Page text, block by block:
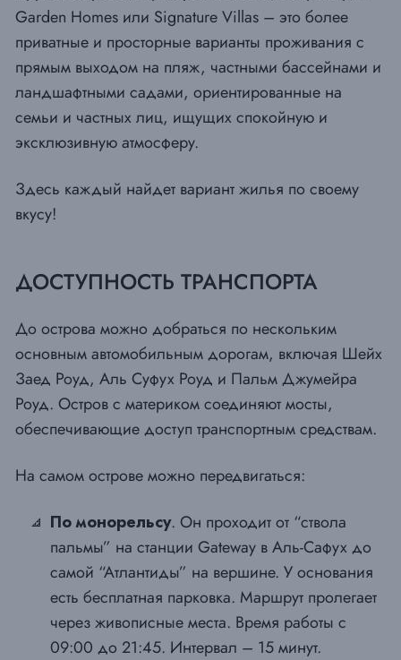
Garden Homes или Signature Villas – это более
приватные и просторные варианты проживания с
прямым выходом на пляж, частными бассейнами и
ландшафтными садами, ориентированные на
семьи и частных лиц, ищущих спокойную и
эксклюзивную атмосферу.
Здесь каждый найдет вариант жилья по своему
вкусу!
ДОСТУПНОСТЬ ТРАНСПОРТА
До острова можно добраться по нескольким
основным автомобильным дорогам, включая Шейх
Заед Роуд, Аль Суфух Роуд и Пальм Джумейра
Роуд. Остров с материком соединяют мосты,
обеспечивающие доступ транспортным средствам.
На самом острове можно передвигаться:
По монорельсу. Он проходит от “ствола
пальмы” на станции Gateway в Аль-Сафух до
самой “Атлантиды” на вершине. У основания
есть бесплатная парковка. Маршрут пролегает
через живописные места. Время работы с
09:00 до 21:45. Интервал – 15 минут.